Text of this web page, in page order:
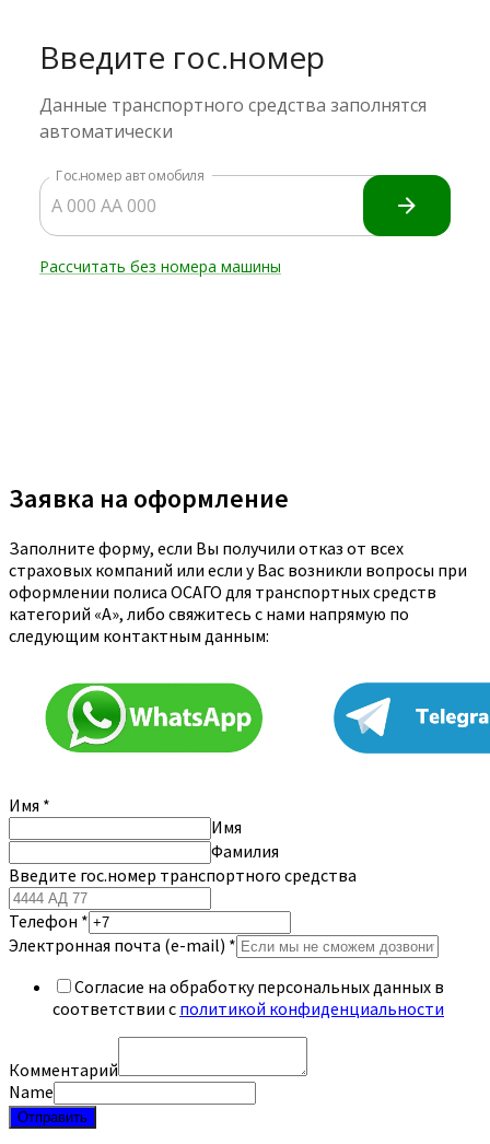
Заявка на оформление
Заполните форму, если Вы получили отказ от всех
страховых компаний или если у Вас возникли вопросы при
оформлении полиса ОСАГО для транспортных средств
категорий «A», либо свяжитесь с нами напрямую по
следующим контактным данным:
Имя *
Имя
Фамилия
Введите гос.номер транспортного средства
Телефон *
Электронная почта (e-mail) *
Согласие на обработку персональных данных в
соответствии с политикой конфиденциальности
Комментарий
Name
Отправить